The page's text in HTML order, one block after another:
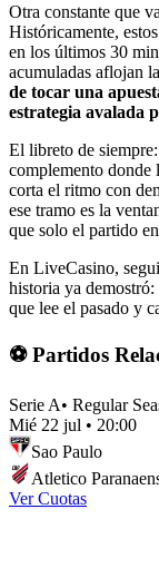
Otra constante que
Históricamente,
en los últimos 30
acumuladas aflojan
de tocar una
estrategia avalada
El libreto de
complemento donde
corta el ritmo con
ese tramo es la
que solo el partido
En LiveCasino,
historia ya
que lee el pasado y
⚽ Partidos
Serie A• Regular
Mié 22 jul • 20:00
Sao Paulo
Atletico
Ver Cuotas